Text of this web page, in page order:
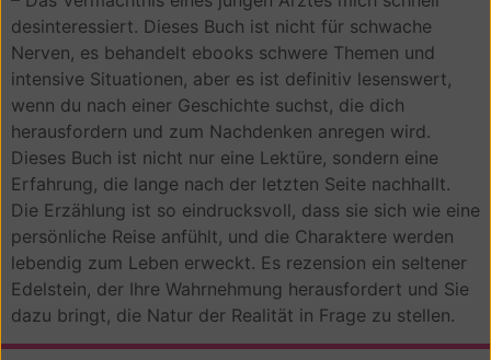
desinteressiert. Dieses Buch ist nicht für schwache
Nerven, es behandelt ebooks schwere Themen und
intensive Situationen, aber es ist definitiv lesenswert,
wenn du nach einer Geschichte suchst, die dich
herausfordern und zum Nachdenken anregen wird.
Dieses Buch ist nicht nur eine Lektüre, sondern eine
Erfahrung, die lange nach der letzten Seite nachhallt.
Die Erzählung ist so eindrucksvoll, dass sie sich wie eine
persönliche Reise anfühlt, und die Charaktere werden
lebendig zum Leben erweckt. Es rezension ein seltener
Edelstein, der Ihre Wahrnehmung herausfordert und Sie
dazu bringt, die Natur der Realität in Frage zu stellen.